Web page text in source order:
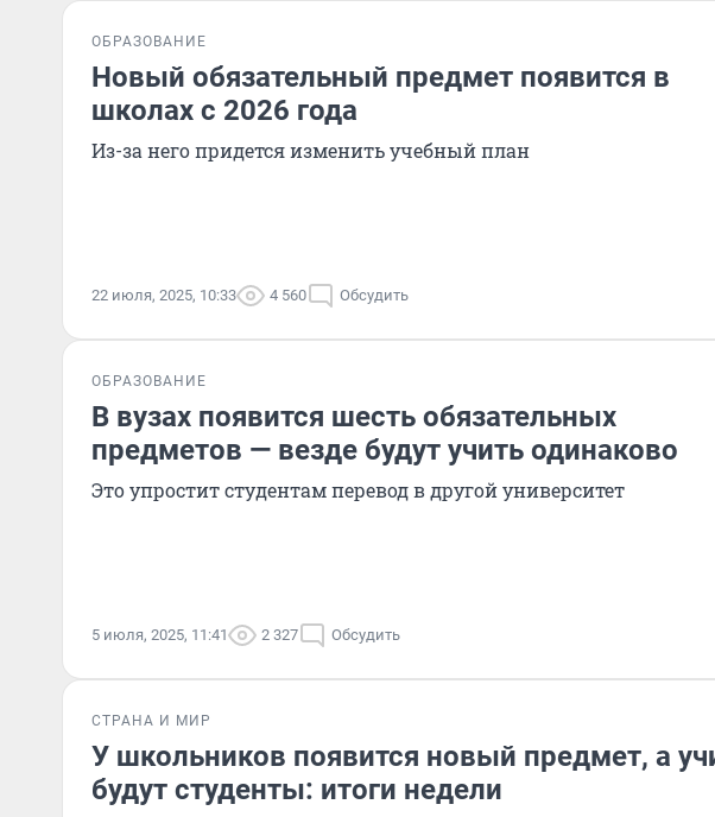
ОБРАЗОВАНИЕ
Новый обязательный предмет появится в
школах с 2026 года
Из-за него придется изменить учебный план
22 июля, 2025, 10:33 4 560 Обсудить
ОБРАЗОВАНИЕ
В вузах появится шесть обязательных
предметов — везде будут учить одинаково
Это упростит студентам перевод в другой университет
5 июля, 2025, 11:41 2 327 Обсудить
СТРАНА И МИР
У школьников появится новый предмет, а
будут студенты: итоги недели